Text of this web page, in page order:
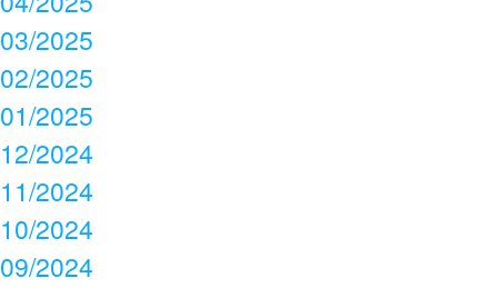
03/2025
02/2025
01/2025
12/2024
11/2024
10/2024
09/2024